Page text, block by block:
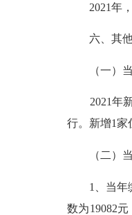
2021年，
六、其他
（一）当
2021年新
行。新增1家
（二）当
1、当年缴
数为19082